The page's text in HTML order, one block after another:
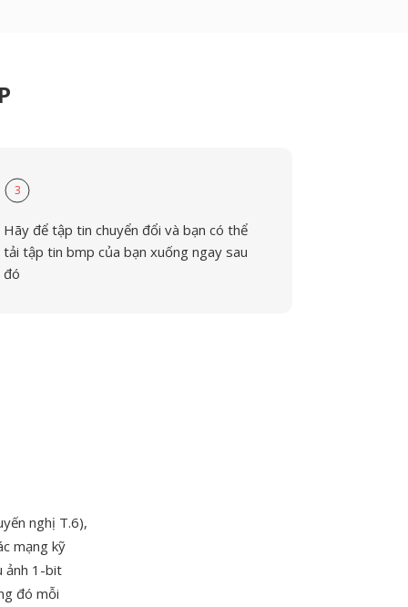
3
Hãy để tập tin chuyển đổi và bạn có thể
tải tập tin bmp của bạn xuống ngay sau
đó
nghị T.6),
mạng kỹ
ảnh 1-bit
đó mỗi